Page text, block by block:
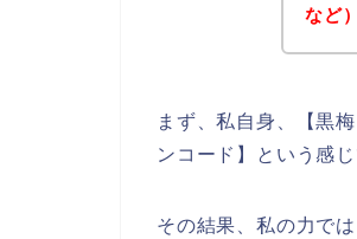
など
まず、私自身、【黒
ンコード】という感
その結果、私の力で